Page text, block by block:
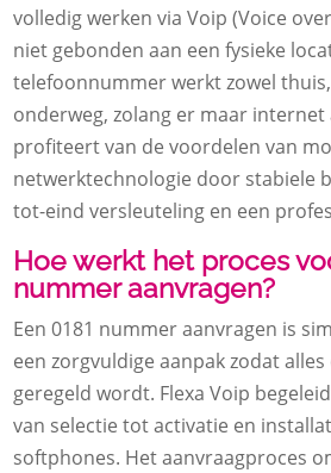
volledig werken via Voip (Voice
niet gebonden aan een fysieke
telefoonnummer werkt zowel
onderweg, zolang er maar internet
profiteert van de voordelen van
netwerktechnologie door stabiele
tot-eind versleuteling en een
Hoe werkt het proces
nummer aanvragen?
Een 0181 nummer aanvragen is
een zorgvuldige aanpak zodat
geregeld wordt. Flexa Voip
van selectie tot activatie en
softphones. Het aanvraagproces